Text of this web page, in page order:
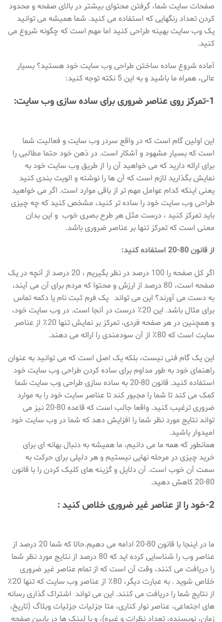
صفحات سایت شما، گرفتن محتوای بیشتر در بالای صفحه و محدود
کردن تعداد رنگهایی که استفاده می کنید. شما همیشه می توانید
یک وب سایت بهینه طراحی کنید اما مهم است که چگونه شروع می
کنید.
آماده شروع ساده ساختن طراحی وب سایت خود هستید؟ بسیار
عالی، همراه ما باشید و به این 5 نکته توجه کنید:
1-تمرکز روی عناصر ضروری برای ساده سازی وب سایت:
این اولین گام است که در واقع سردر وب سایت و فعالیت شما
است که بسیار مشهود و آشکار است. در ذهن خود حتما مطالبی را
برای ارائه دارید که می خواهید آن را از طریق وب سایت خود به
نمایش بگذارید لازم است که آن ها را نوشته و الویت بندی کنید
یعنی اینکه کدام عوامل مهم تر از باقی موارد است. اگر می خواهید
طراحی وب سایت خود را ساده تر کنید، مشخص کنید که چه چیزی
باید تمرکز کنید ، درست مثل هر طرح بصری خوب و این بدان
معنی است که تمرکز تنها بر عناصر ضروری باشد.
از قانون 80-20 استفاده کنید:
اگر کل صفحه را 100 درصد در نظر بگیریم ، 20 درصد از آنچه در یک
صفحه است، 80 درصد از ارزش و محتوا که مردم برای آن می آیند،
به دست می آورند؟ این می تواند یک فرم ثبت نام یا دکمه تماس
برای مثال باشد. این 20٪ درست در آنجا است. در وب سایت خود،
و همچنین در هر صفحه فردی، تمرکز بر نمایش تنها 20٪ از عناصر
سایت است که 80٪ از آن سودمندی را ارائه می دهند.
این یک گام فنی نیست، بلکه یک اصل است که می توانید به عنوان
راهنمای خود به طور مداوم برای ساده کردن طراحی وب سایت خود
استفاده کنید. قانون 80-20 به ساده سازی طراحی وب سایت شما
کمک می کند تا شما را مجبور کند تا عناصر سایت خود را به موارد
ضروری ترغیب کنید. واقعا جالب است که قاعده 80-20 نیز می
تواند نتایج مورد نظر شما را افزایش دهد که شما در وب سایت خود
امیدوار باشید.
همانطور که همه ما می دانیم، ما همیشه به دنبال بهانه ای برای
خرید چیزی در مرحله نهایی نیستیم و هر دلیلی برای حرکت به
سمت آن خوب است. آن دلایل و گزینه های کلیک کردن را با قانون
80-20 کاهش دهید.
2-خود را از عناصر غیر ضروری خلاص کنید :
ما در اینجا با قانون 80-20 ادامه می دهیم.حالا که شما 20 درصد از
عناصر وب را شناسایی کرده اید که 80 درصد از نتایج مورد نظر شما
را دریافت می کنند، وقت آن است که از تمام عناصر غیر ضروری
خلاص شوید . به عبارت دیگر، 80٪ از عناصر وب سایت که تنها 20٪
از نتایج شما را دریافت می کنند. این می تواند اشتراک گذاری رسانه
های اجتماعی، عناصر نوار کناری، متا جزئیات جزئیات وبلاگ (تاریخ،
زمان، نویسنده، تعداد نظرات و غیره)، و یا لینک ها در پایین صفحه